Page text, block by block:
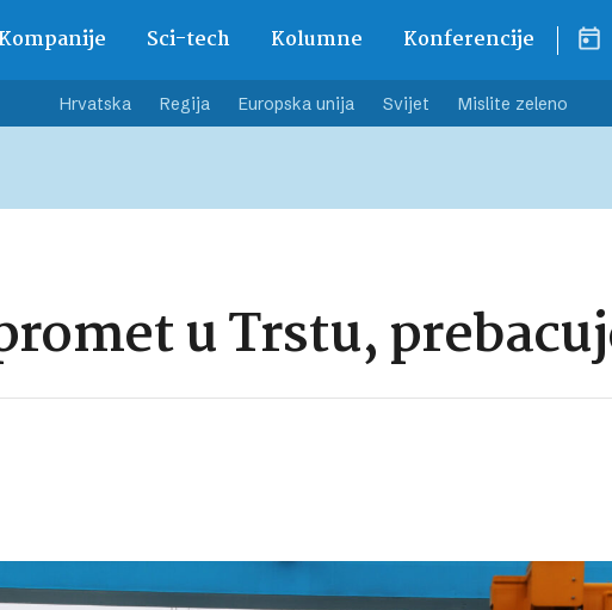
Kompanije Sci-tech Kolumne Konferencije
Hrvatska Regija Europska unija Svijet Mislite zeleno
u Trstu,